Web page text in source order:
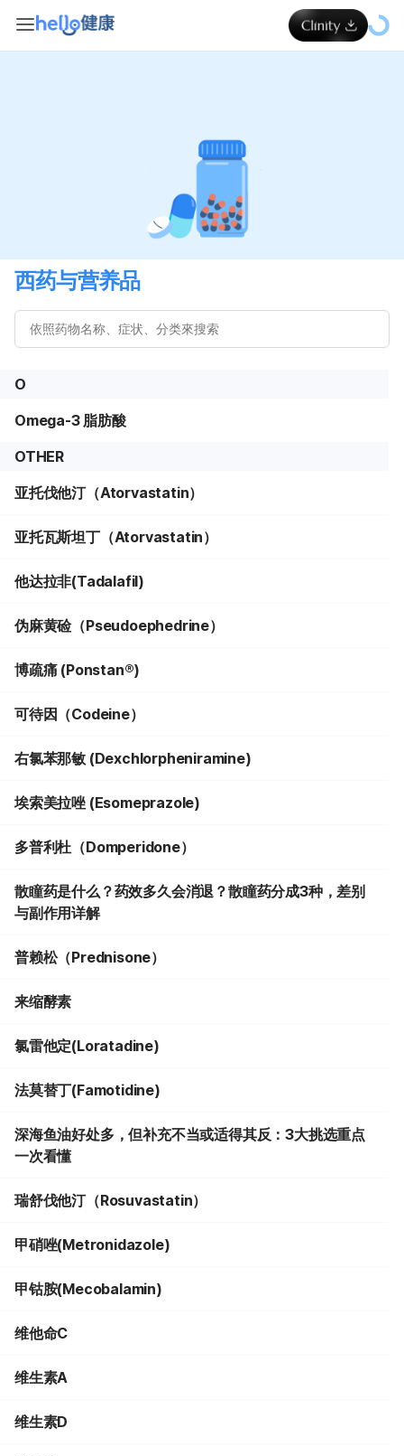
西药与营养品
O
Omega-3 脂肪酸
OTHER
亚托伐他汀（Atorvastatin）
亚托瓦斯坦丁（Atorvastatin）
他达拉非(Tadalafil)
伪麻黄硷（Pseudoephedrine）
博疏痛 (Ponstan®)
可待因（Codeine）
右氯苯那敏 (Dexchlorpheniramine)
埃索美拉唑 (Esomeprazole)
多普利杜（Domperidone）
散瞳药是什么？药效多久会消退？散瞳药分成3种，差别
与副作用详解
普赖松（Prednisone）
来缩酵素
氯雷他定(Loratadine)
法莫替丁(Famotidine)
深海鱼油好处多，但补充不当或适得其反：3大挑选重点
一次看懂
瑞舒伐他汀（Rosuvastatin）
甲硝唑(Metronidazole)
甲钴胺(Mecobalamin)
维他命C
维生素A
维生素D